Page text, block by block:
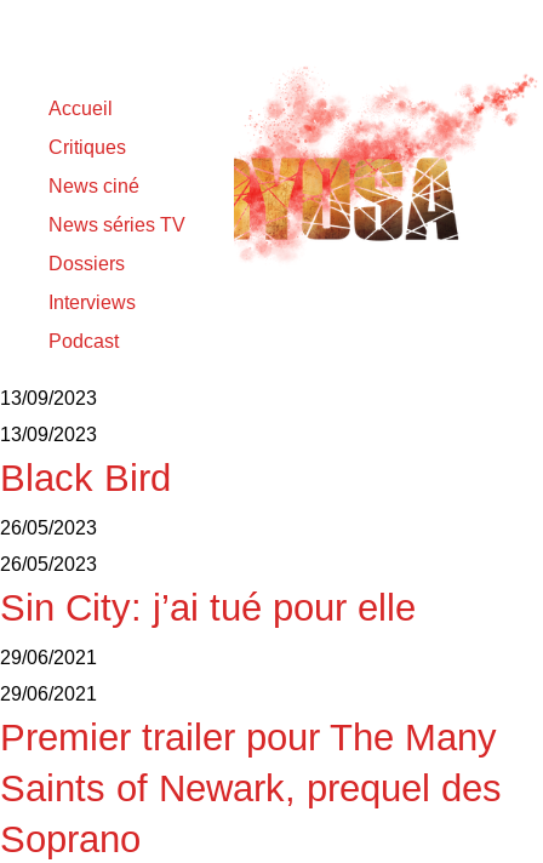
Accueil
Critiques
News ciné
News séries TV
Dossiers
Interviews
Podcast
Ray Liotta
13/09/2023
13/09/2023
Black Bird
26/05/2023
26/05/2023
Sin City: j’ai tué pour elle
29/06/2021
29/06/2021
Premier trailer pour The Many
Saints of Newark, prequel des
Soprano